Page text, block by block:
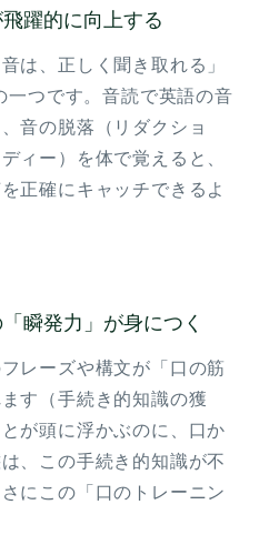
躍的に向上する
は、正しく聞き取れる」
つです。音読で英語の音
音の脱落（リダクショ
ィー）を体で覚えると、
正確にキャッチできるよ
瞬発力」が身につく
レーズや構文が「口の筋
す（手続き的知識の獲
が頭に浮かぶのに、口か
、この手続き的知識が不
にこの「口のトレーニン